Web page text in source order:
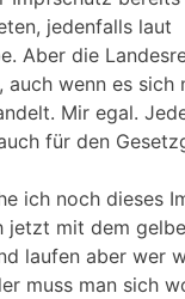
jedenfalls laut
Aber die
auch wenn es sich
Mir egal.
für den
ich noch dieses
jetzt mit dem
laufen aber wer
muss man sich